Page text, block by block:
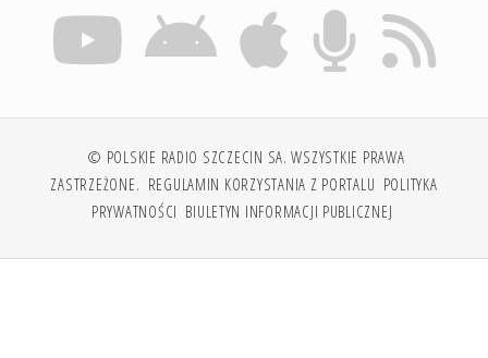
© POLSKIE RADIO SZCZECIN SA. WSZYSTKIE PRAWA
ZASTRZEŻONE. REGULAMIN KORZYSTANIA Z PORTALU POLITYKA
PRYWATNOŚCI BIULETYN INFORMACJI PUBLICZNEJ